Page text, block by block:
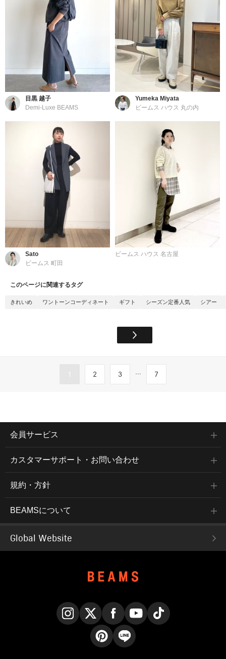
目黒 越子
Demi-Luxe BEAMS
Yumeka Miyata
ビームス ハウス 丸の内
Sato
ビームス 町田
ビームス ハウス 名古屋
このページに関連するタグ
きれいめ ワントーンコーディネート ギフト シーズン定番人気 シアー
1 2 3 ... 7
会員サービス
カスタマーサポート・お問い合わせ
規約・方針
BEAMSについて
Global Website